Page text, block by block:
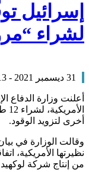
إسرائيل
لشراء
31 ديسمبر 2021 - 11:13
أعلنت وزارة الدفاع
أخرى لتزويد الوقود.
وقالت الوزارة في
من إنتاج شركة لوكهيد مارتن،